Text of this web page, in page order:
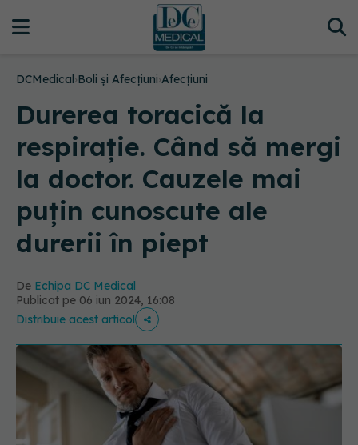
DCMedical›Boli și Afecțiuni›Afecțiuni
Durerea toracică la
respirație. Când să mergi
la doctor. Cauzele mai
puțin cunoscute ale
durerii în piept
De Echipa DC Medical
Publicat pe 06 iun 2024, 16:08
Distribuie acest articol